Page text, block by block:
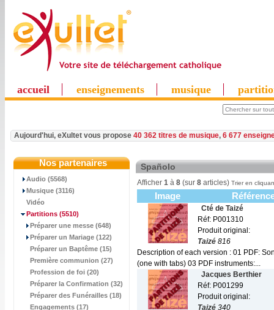
accueil enseignements musique
Aujourd'hui, eXultet vous propose 40 362 titres de musique, 6 677
Nos partenaires
Audio (5568)
Musique (3116)
Vidéo
Partitions (5510)
Préparer une messe (648)
Préparer un Mariage (122)
Préparer un Baptême (15)
Première communion (27)
Profession de foi (20)
Préparer la Confirmation (32)
Préparer des Funérailles (18)
Engagements (17)
Spañolo
Afficher 1 à 8 (sur 8 articles) Trier en
Image
Cté de Taizé
Réf: P001310
Produit original:
Taizé 816
Description of each version : 01 PDF:
(one with tabs) 03 PDF instruments:...
Jacques Berthier
Réf: P001299
Produit original:
Taizé 340